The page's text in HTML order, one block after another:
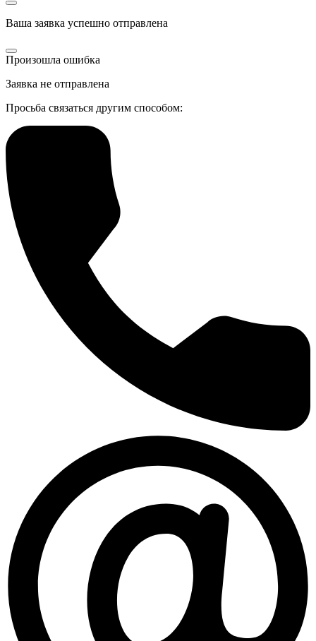
Ваша заявка успешно отправлена
Произошла ошибка
Заявка не отправлена
Просьба связаться другим способом: